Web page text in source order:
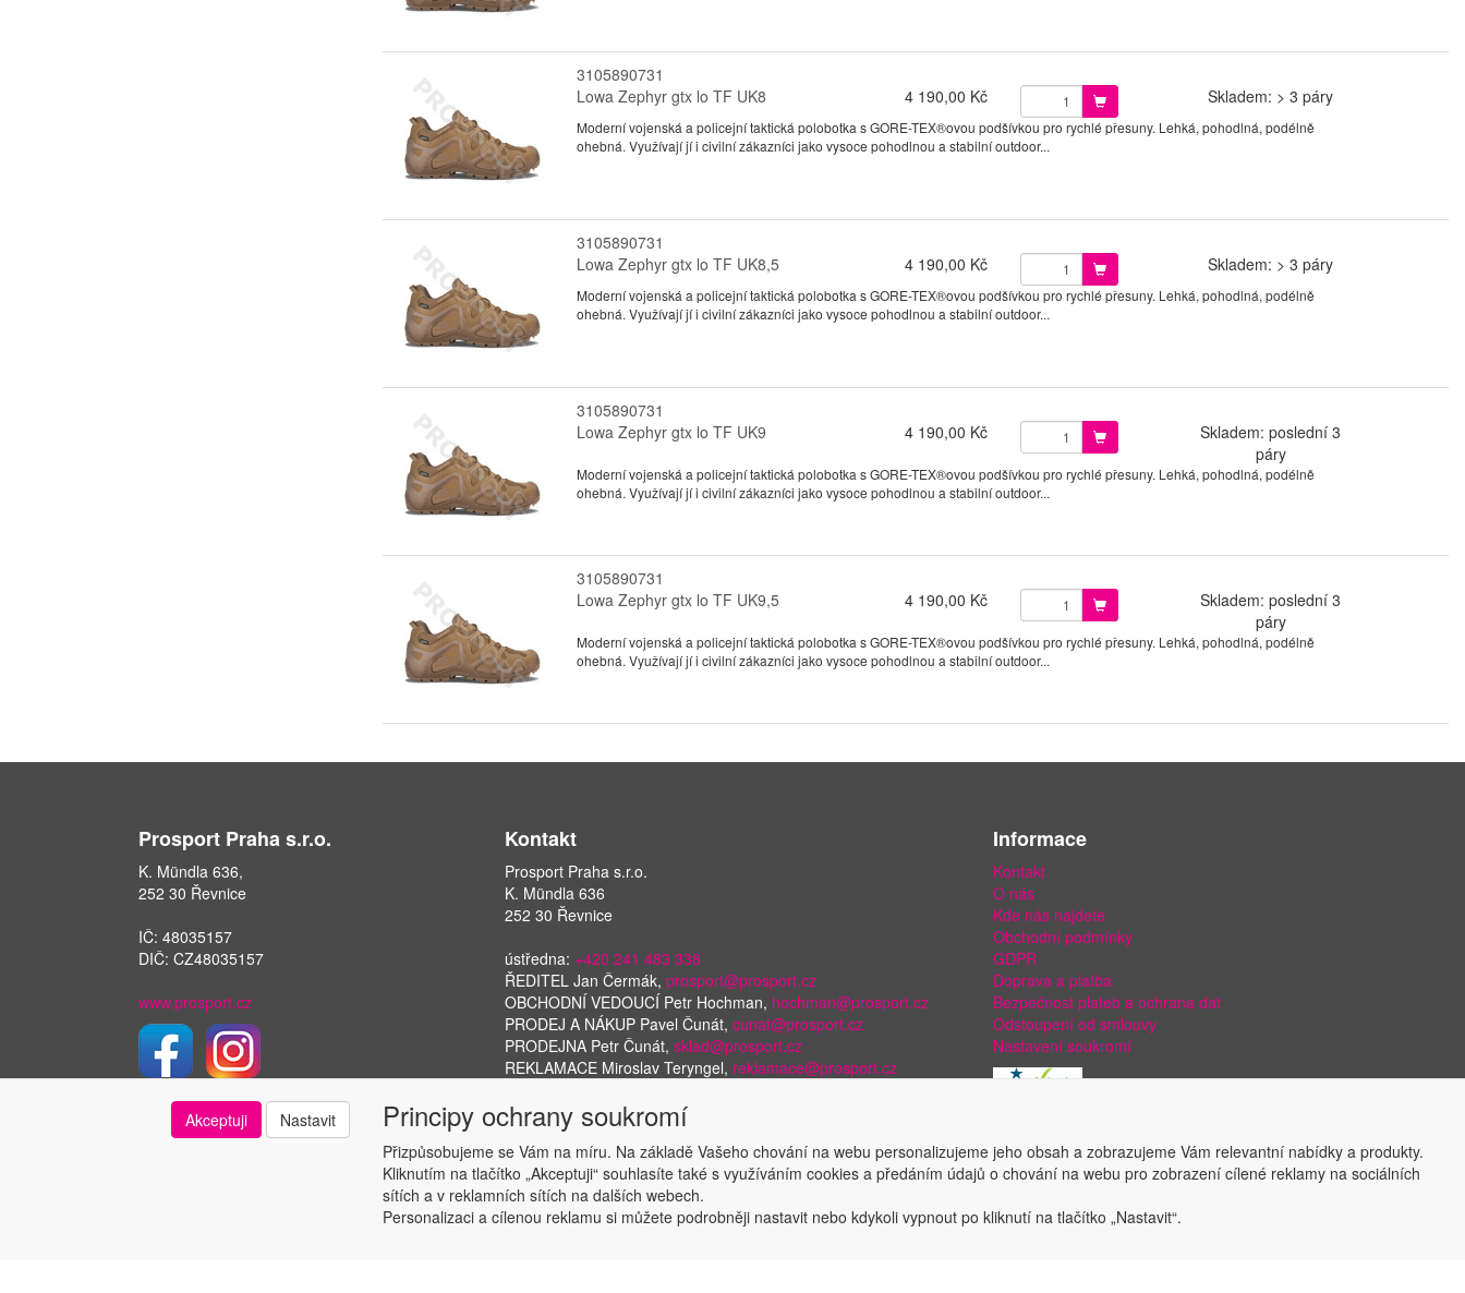
3105890731
Lowa Zephyr gtx lo TF UK8
4 190,00 Kč Skladem: > 3 páry
Moderní vojenská a policejní taktická polobotka s GORE-TEX®ovou podšívkou pro rychlé přesuny. Lehká, pohodlná, podélně
ohebná. Využívají jí i civilní zákazníci jako vysoce pohodlnou a stabilní outdoor...
3105890731
Lowa Zephyr gtx lo TF UK8,5
4 190,00 Kč Skladem: > 3 páry
Moderní vojenská a policejní taktická polobotka s GORE-TEX®ovou podšívkou pro rychlé přesuny. Lehká, pohodlná, podélně
ohebná. Využívají jí i civilní zákazníci jako vysoce pohodlnou a stabilní outdoor...
3105890731
Lowa Zephyr gtx lo TF UK9
4 190,00 Kč
Skladem: poslední 3
páry
Moderní vojenská a policejní taktická polobotka s GORE-TEX®ovou podšívkou pro rychlé přesuny. Lehká, pohodlná, podélně
ohebná. Využívají jí i civilní zákazníci jako vysoce pohodlnou a stabilní outdoor...
3105890731
Lowa Zephyr gtx lo TF UK9,5
4 190,00 Kč
Skladem: poslední 3
páry
Moderní vojenská a policejní taktická polobotka s GORE-TEX®ovou podšívkou pro rychlé přesuny. Lehká, pohodlná, podélně
ohebná. Využívají jí i civilní zákazníci jako vysoce pohodlnou a stabilní outdoor...
Prosport Praha s.r.o.
K. Mündla 636,
252 30 Řevnice
IČ: 48035157
DIČ: CZ48035157
www.prosport.cz
Kontakt
Prosport Praha s.r.o.
K. Mündla 636
252 30 Řevnice
ústředna: +420 241 483 338
ŘEDITEL Jan Čermák, prosport@prosport.cz
OBCHODNÍ VEDOUCÍ Petr Hochman, hochman@prosport.cz
PRODEJ A NÁKUP Pavel Čunát, cunat@prosport.cz
PRODEJNA Petr Čunát, sklad@prosport.cz
REKLAMACE Miroslav Teryngel, reklamace@prosport.cz
Informace
Kontakt
O nás
Kde nás najdete
Obchodní podmínky
GDPR
Doprava a platba
Bezpečnost plateb a ochrana dat
Odstoupení od smlouvy
Nastavení soukromí
Copyright © ABRA Software a.s. 2018
Akceptuji Nastavit Principy ochrany soukromí
Přizpůsobujeme se Vám na míru. Na základě Vašeho chování na webu personalizujeme jeho obsah a zobrazujeme Vám relevantní nabídky a produkty.
Kliknutím na tlačítko „Akceptuji“ souhlasíte také s využíváním cookies a předáním údajů o chování na webu pro zobrazení cílené reklamy na sociálních
sítích a v reklamních sítích na dalších webech.
Personalizaci a cílenou reklamu si můžete podrobněji nastavit nebo kdykoli vypnout po kliknutí na tlačítko „Nastavit“.